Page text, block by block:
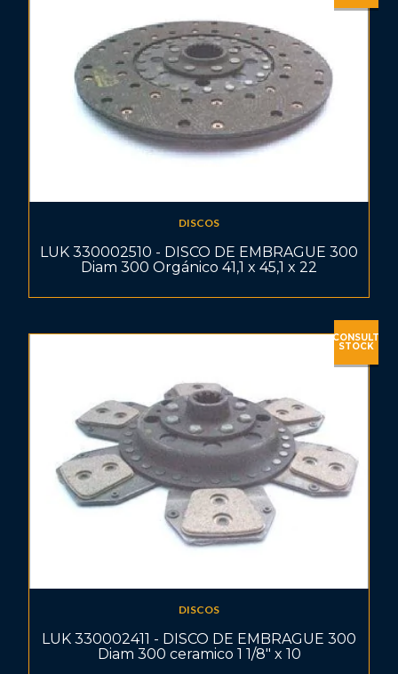
DISCOS
LUK 330002510 - DISCO DE EMBRAGUE 300
Diam 300 Orgánico 41,1 x 45,1 x 22
CONSULT
STOCK
DISCOS
LUK 330002411 - DISCO DE EMBRAGUE 300
Diam 300 ceramico 1 1/8" x 10